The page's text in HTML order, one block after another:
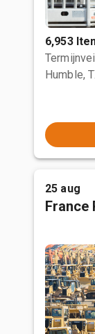
6,953
Humble,
25 aug
France